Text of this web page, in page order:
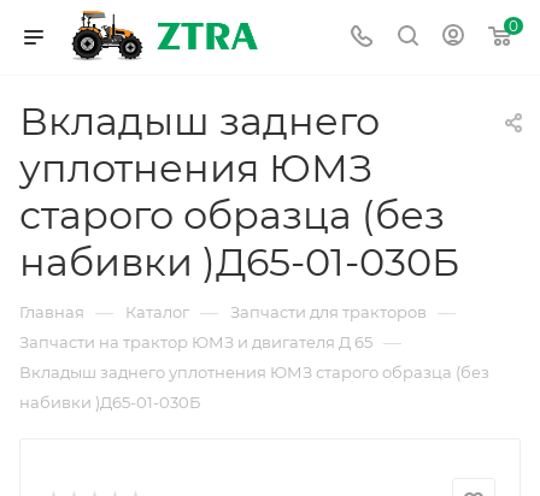
0
Вкладыш заднего
уплотнения ЮМЗ
старого образца (без
набивки )Д65-01-030Б
Главная — Каталог — Запчасти для тракторов —
Запчасти на трактор ЮМЗ и двигателя Д 65 —
Вкладыш заднего уплотнения ЮМЗ старого образца (без
набивки )Д65-01-030Б